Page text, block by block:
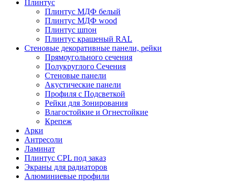
Плинтус
Плинтус МДФ белый
Плинтус МДФ wood
Плинтус шпон
Плинтус крашеный RAL
Стеновые декоративные панели, рейки
Прямоугольного сечения
Полукруглого Сечения
Стеновые панели
Акустические панели
Профиля с Подсветкой
Рейки для Зонирования
Влагостойкие и Огнестойкие
Крепеж
Арки
Антресоли
Ламинат
Плинтус CPL под заказ
Экраны для радиаторов
Алюминиевые профили